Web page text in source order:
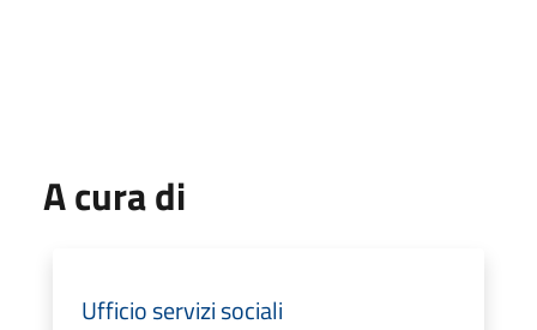
A cura di
Ufficio servizi sociali